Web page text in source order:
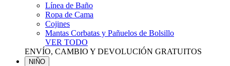
Línea de Baño
Ropa de Cama
Cojines
Mantas Corbatas y Pañuelos de Bolsillo
VER TODO
ENVÍO, CAMBIO Y DEVOLUCIÓN GRATUITOS
NIÑO